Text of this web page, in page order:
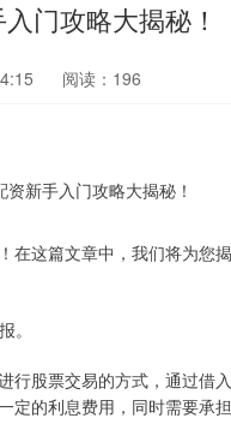
门攻略大揭秘！
阅读：196
在这篇文章中，我们将为您
。
行股票交易的方式，通过借
的利息费用，同时需要承担